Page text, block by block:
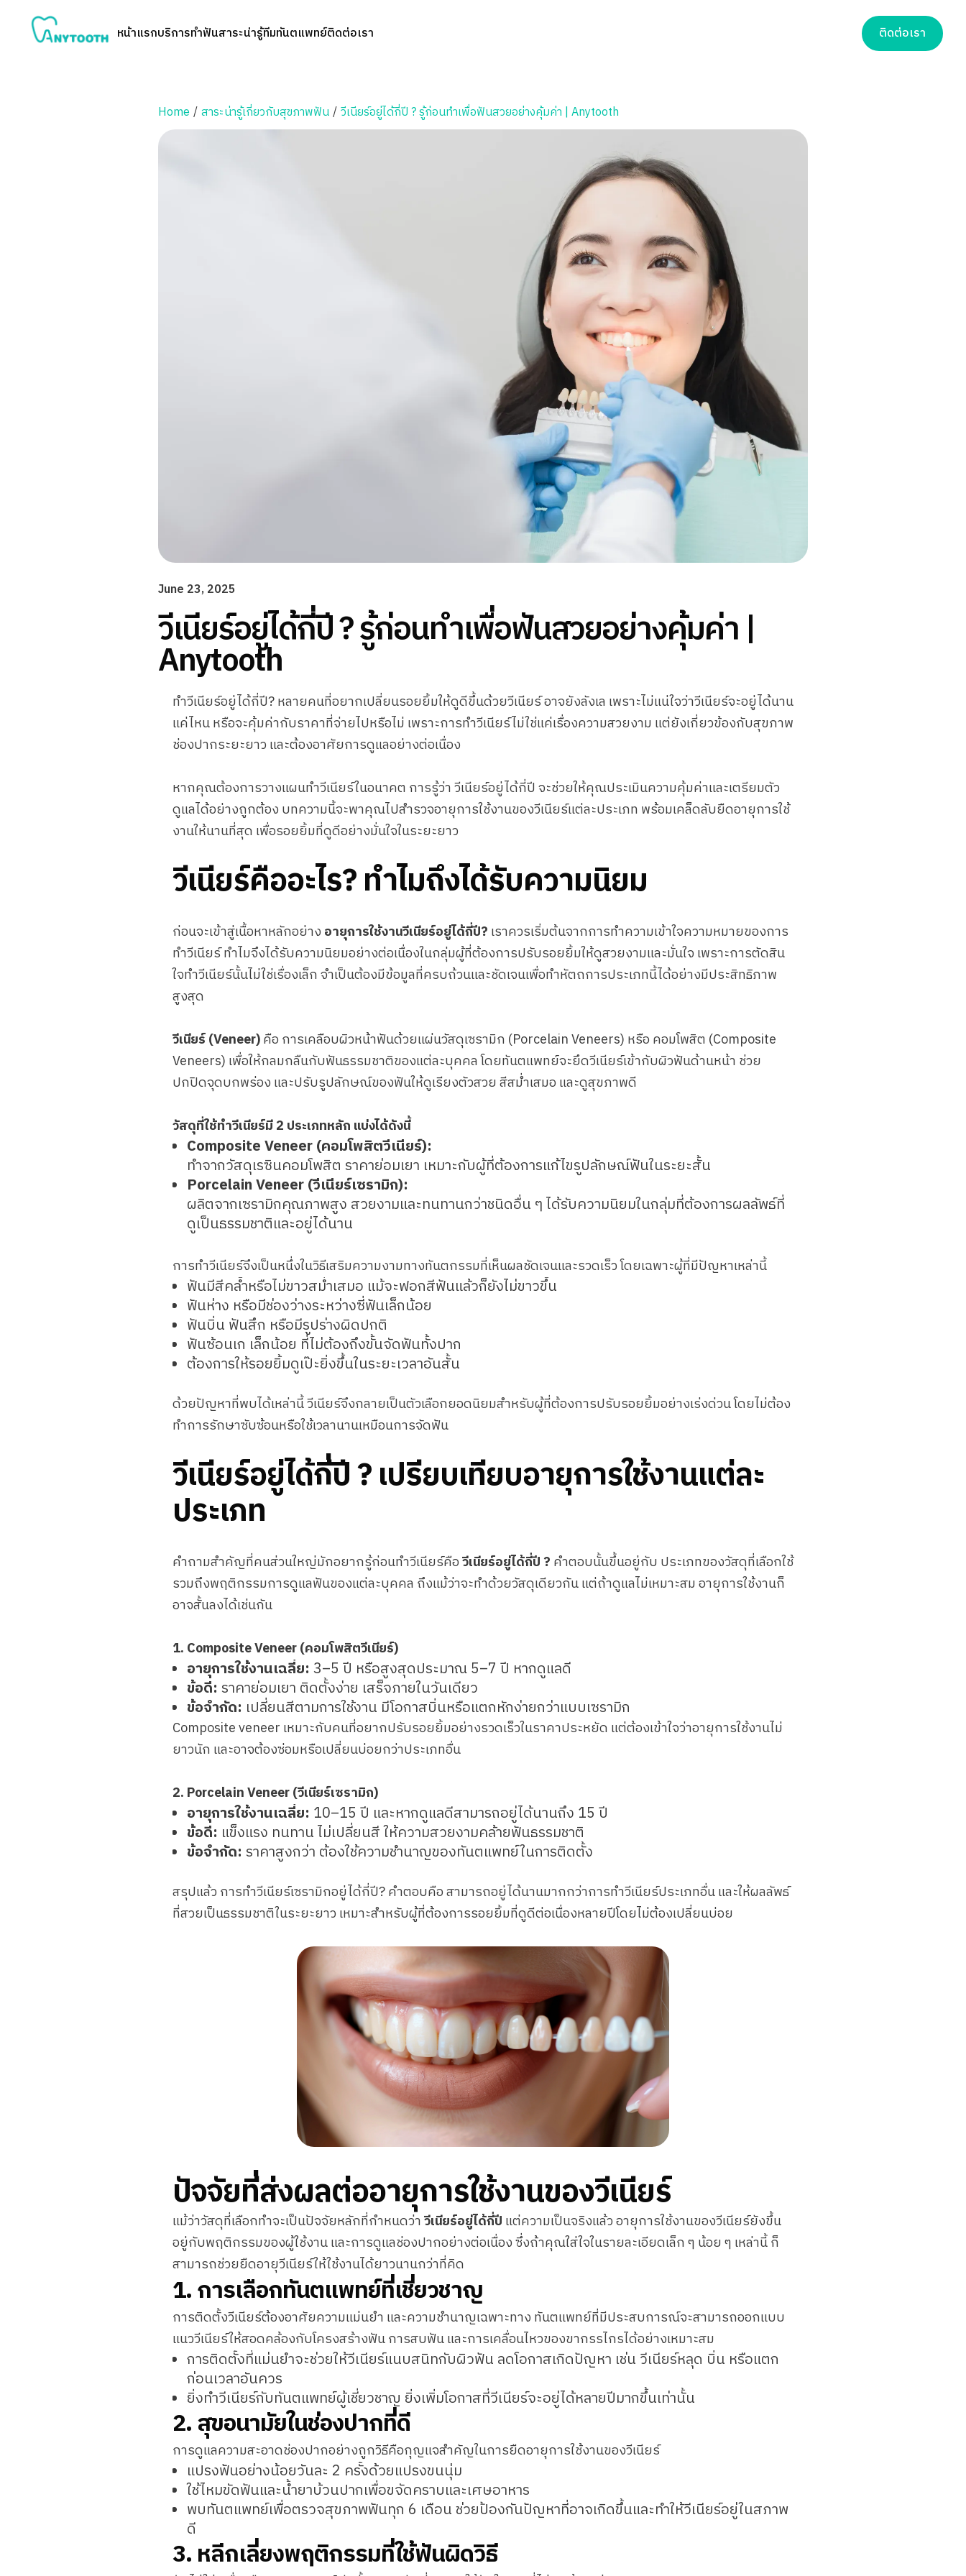
หน้าแรกบริการทำฟันสาระน่ารู้ทีมทันตแพทย์ติดต่อเรา ติดต่อเรา
Home /สาระน่ารู้เกี่ยวกับสุขภาพฟัน/วีเนียร์อยู่ได้กี่ปี ? รู้ก่อนทำเพื่อฟันสวยอย่างคุ้มค่า | Anytooth
June 23, 2025
วีเนียร์อยู่ได้กี่ปี ? รู้ก่อนทำเพื่อฟันสวยอย่างคุ้มค่า |
Anytooth
ทำวีเนียร์อยู่ได้กี่ปี? หลายคนที่อยากเปลี่ยนรอยยิ้มให้ดูดีขึ้นด้วยวีเนียร์ อาจยังลังเล เพราะไม่แน่ใจว่าวีเนียร์จะอยู่ได้นาน
แค่ไหน หรือจะคุ้มค่ากับราคาที่จ่ายไปหรือไม่ เพราะการทำวีเนียร์ไม่ใช่แค่เรื่องความสวยงาม แต่ยังเกี่ยวข้องกับสุขภาพ
ช่องปากระยะยาว และต้องอาศัยการดูแลอย่างต่อเนื่อง
หากคุณต้องการวางแผนทำวีเนียร์ในอนาคต การรู้ว่า วีเนียร์อยู่ได้กี่ปี จะช่วยให้คุณประเมินความคุ้มค่าและเตรียมตัว
ดูแลได้อย่างถูกต้อง บทความนี้จะพาคุณไปสำรวจอายุการใช้งานของวีเนียร์แต่ละประเภท พร้อมเคล็ดลับยืดอายุการใช้
งานให้นานที่สุด เพื่อรอยยิ้มที่ดูดีอย่างมั่นใจในระยะยาว
วีเนียร์คืออะไร? ทำไมถึงได้รับความนิยม
ก่อนจะเข้าสู่เนื้อหาหลักอย่าง อายุการใช้งานวีเนียร์อยู่ได้กี่ปี? เราควรเริ่มต้นจากการทำความเข้าใจความหมายของการ
ทำวีเนียร์ ทำไมจึงได้รับความนิยมอย่างต่อเนื่องในกลุ่มผู้ที่ต้องการปรับรอยยิ้มให้ดูสวยงามและมั่นใจ เพราะการตัดสิน
ใจทำวีเนียร์นั้นไม่ใช่เรื่องเล็ก จำเป็นต้องมีข้อมูลที่ครบถ้วนและชัดเจนเพื่อทำหัตถการประเภทนี้ได้อย่างมีประสิทธิภาพ
สูงสุด
วีเนียร์ (Veneer)คือ การเคลือบผิวหน้าฟันด้วยแผ่นวัสดุเซรามิก (Porcelain Veneers) หรือ คอมโพสิต (Composite
Veneers) เพื่อให้กลมกลืนกับฟันธรรมชาติของแต่ละบุคคล โดยทันตแพทย์จะยึดวีเนียร์เข้ากับผิวฟันด้านหน้า ช่วย
ปกปิดจุดบกพร่อง และปรับรูปลักษณ์ของฟันให้ดูเรียงตัวสวย สีสม่ำเสมอ และดูสุขภาพดี
วัสดุที่ใช้ทำวีเนียร์มี 2 ประเภทหลัก แบ่งได้ดังนี้
Composite Veneer (คอมโพสิตวีเนียร์):
ทำจากวัสดุเรซินคอมโพสิต ราคาย่อมเยา เหมาะกับผู้ที่ต้องการแก้ไขรูปลักษณ์ฟันในระยะสั้น
Porcelain Veneer (วีเนียร์เซรามิก):
ผลิตจากเซรามิกคุณภาพสูง สวยงามและทนทานกว่าชนิดอื่น ๆ ได้รับความนิยมในกลุ่มที่ต้องการผลลัพธ์ที่
ดูเป็นธรรมชาติและอยู่ได้นาน
การทำวีเนียร์จึงเป็นหนึ่งในวิธีเสริมความงามทางทันตกรรมที่เห็นผลชัดเจนและรวดเร็ว โดยเฉพาะผู้ที่มีปัญหาเหล่านี้
ฟันมีสีคล้ำหรือไม่ขาวสม่ำเสมอ แม้จะฟอกสีฟันแล้วก็ยังไม่ขาวขึ้น
ฟันห่าง หรือมีช่องว่างระหว่างซี่ฟันเล็กน้อย
ฟันบิ่น ฟันสึก หรือมีรูปร่างผิดปกติ
ฟันซ้อนเก เล็กน้อย ที่ไม่ต้องถึงขั้นจัดฟันทั้งปาก
ต้องการให้รอยยิ้มดูเป๊ะยิ่งขึ้นในระยะเวลาอันสั้น
ด้วยปัญหาที่พบได้เหล่านี้ วีเนียร์จึงกลายเป็นตัวเลือกยอดนิยมสำหรับผู้ที่ต้องการปรับรอยยิ้มอย่างเร่งด่วน โดยไม่ต้อง
ทำการรักษาซับซ้อนหรือใช้เวลานานเหมือนการจัดฟัน
วีเนียร์อยู่ได้กี่ปี ? เปรียบเทียบอายุการใช้งานแต่ละ
ประเภท
คำถามสำคัญที่คนส่วนใหญ่มักอยากรู้ก่อนทำวีเนียร์คือวีเนียร์อยู่ได้กี่ปี ? คำตอบนั้นขึ้นอยู่กับ ประเภทของวัสดุที่เลือกใช้
รวมถึงพฤติกรรมการดูแลฟันของแต่ละบุคคล ถึงแม้ว่าจะทำด้วยวัสดุเดียวกัน แต่ถ้าดูแลไม่เหมาะสม อายุการใช้งานก็
อาจสั้นลงได้เช่นกัน
1. Composite Veneer (คอมโพสิตวีเนียร์)
อายุการใช้งานเฉลี่ย: 3–5 ปี หรือสูงสุดประมาณ 5–7 ปี หากดูแลดี
ข้อดี: ราคาย่อมเยา ติดตั้งง่าย เสร็จภายในวันเดียว
ข้อจำกัด: เปลี่ยนสีตามการใช้งาน มีโอกาสบิ่นหรือแตกหักง่ายกว่าแบบเซรามิก
Composite veneer เหมาะกับคนที่อยากปรับรอยยิ้มอย่างรวดเร็วในราคาประหยัด แต่ต้องเข้าใจว่าอายุการใช้งานไม่
ยาวนัก และอาจต้องซ่อมหรือเปลี่ยนบ่อยกว่าประเภทอื่น
2. Porcelain Veneer (วีเนียร์เซรามิก)
อายุการใช้งานเฉลี่ย: 10–15 ปี และหากดูแลดีสามารถอยู่ได้นานถึง 15 ปี
ข้อดี: แข็งแรง ทนทาน ไม่เปลี่ยนสี ให้ความสวยงามคล้ายฟันธรรมชาติ
ข้อจำกัด: ราคาสูงกว่า ต้องใช้ความชำนาญของทันตแพทย์ในการติดตั้ง
สรุปแล้ว การทำวีเนียร์เซรามิกอยู่ได้กี่ปี? คำตอบคือ สามารถอยู่ได้นานมากกว่าการทำวีเนียร์ประเภทอื่น และให้ผลลัพธ์
ที่สวยเป็นธรรมชาติในระยะยาว เหมาะสำหรับผู้ที่ต้องการรอยยิ้มที่ดูดีต่อเนื่องหลายปีโดยไม่ต้องเปลี่ยนบ่อย
ปัจจัยที่ส่งผลต่ออายุการใช้งานของวีเนียร์
แม้ว่าวัสดุที่เลือกทำจะเป็นปัจจัยหลักที่กำหนดว่าวีเนียร์อยู่ได้กี่ปี แต่ความเป็นจริงแล้ว อายุการใช้งานของวีเนียร์ยังขึ้น
อยู่กับพฤติกรรมของผู้ใช้งาน และการดูแลช่องปากอย่างต่อเนื่อง ซึ่งถ้าคุณใส่ใจในรายละเอียดเล็ก ๆ น้อย ๆ เหล่านี้ ก็
สามารถช่วยยืดอายุวีเนียร์ให้ใช้งานได้ยาวนานกว่าที่คิด
1. การเลือกทันตแพทย์ที่เชี่ยวชาญ
การติดตั้งวีเนียร์ต้องอาศัยความแม่นยำ และความชำนาญเฉพาะทาง ทันตแพทย์ที่มีประสบการณ์จะสามารถออกแบบ
แนววีเนียร์ให้สอดคล้องกับโครงสร้างฟัน การสบฟัน และการเคลื่อนไหวของขากรรไกรได้อย่างเหมาะสม
การติดตั้งที่แม่นยำจะช่วยให้วีเนียร์แนบสนิทกับผิวฟัน ลดโอกาสเกิดปัญหา เช่น วีเนียร์หลุด บิ่น หรือแตก
ก่อนเวลาอันควร
ยิ่งทำวีเนียร์กับทันตแพทย์ผู้เชี่ยวชาญ ยิ่งเพิ่มโอกาสที่วีเนียร์จะอยู่ได้หลายปีมากขึ้นเท่านั้น
2. สุขอนามัยในช่องปากที่ดี
การดูแลความสะอาดช่องปากอย่างถูกวิธีคือกุญแจสำคัญในการยืดอายุการใช้งานของวีเนียร์
แปรงฟันอย่างน้อยวันละ 2 ครั้งด้วยแปรงขนนุ่ม
ใช้ไหมขัดฟันและน้ำยาบ้วนปากเพื่อขจัดคราบและเศษอาหาร
พบทันตแพทย์เพื่อตรวจสุขภาพฟันทุก 6 เดือน ช่วยป้องกันปัญหาที่อาจเกิดขึ้นและทำให้วีเนียร์อยู่ในสภาพ
ดี
3. หลีกเลี่ยงพฤติกรรมที่ใช้ฟันผิดวิธี